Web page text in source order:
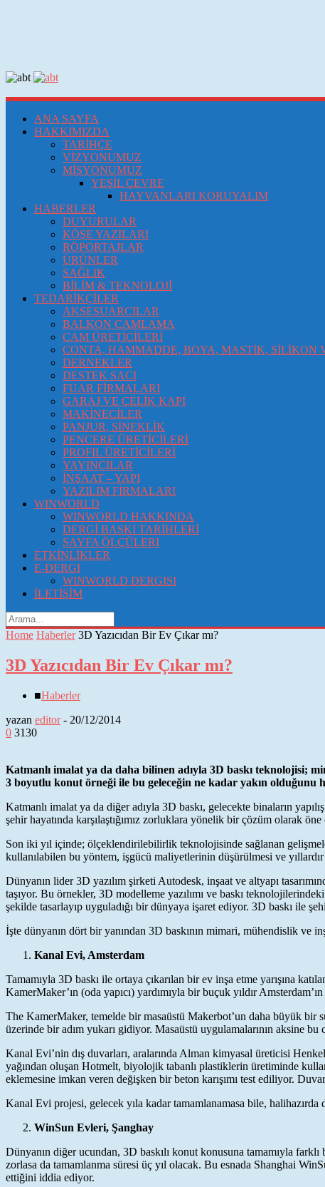
ANA SAYFA
HAKKIMIZDA
TARİHÇE
VİZYONUMUZ
MİSYONUMUZ
YEŞİL ÇEVRE
HAYVANLARI KORUYALIM
HABERLER
DUYURULAR
KÖŞE YAZILARI
RÖPORTAJLAR
ÜRÜNLER
SAĞLIK
BİLİM & TEKNOLOJİ
TEDARİKÇİLER
AKSESUARCILAR
BALKON CAMLAMA
CAM ÜRETİCİLERİ
CONTA, HAMMADDE, BOYA, MASTİK, SİLİKON
DERNEKLER
DESTEK SACI
FUAR FİRMALARI
GARAJ VE ÇELİK KAPI
MAKİNECİLER
PANJUR, SİNEKLİK
PENCERE ÜRETİCİLERİ
PROFIL ÜRETİCİLERİ
YAYINCILAR
İNŞAAT – YAPI
YAZILIM FİRMALARI
WINWORLD
WINWORLD HAKKINDA
DERGİ BASKI TARİHLERİ
SAYFA ÖLÇÜLERI
ETKİNLİKLER
E-DERGI
WINWORLD DERGISI
İLETİŞİM
Home Haberler 3D Yazıcıdan Bir Ev Çıkar mı?
3D Yazıcıdan Bir Ev Çıkar mı?
■Haberler
yazan editor- 20/12/2014
0 3130
Katmanlı imalat ya da daha bilinen adıyla 3D baskı teknolojisi;
3 boyutlu konut örneği ile bu geleceğin ne kadar yakın olduğunu
Katmanlı imalat ya da diğer adıyla 3D baskı, gelecekte binaların
şehir hayatında karşılaştığımız zorluklara yönelik bir çözüm olarak
Son iki yıl içinde; ölçeklendirilebilirlik teknolojisinde sağlanan
kullanılabilen bu yöntem, işgücü maliyetlerinin düşürülmesi ve
Dünyanın lider 3D yazılım şirketi Autodesk, inşaat ve altyapı
taşıyor. Bu örnekler, 3D modelleme yazılımı ve baskı
şekilde tasarlayıp uyguladığı bir dünyaya işaret ediyor. 3D baskı ile
İşte dünyanın dört bir yanından 3D baskının mimari, mühendislik ve
Kanal Evi, Amsterdam
Tamamıyla 3D baskı ile ortaya çıkarılan bir ev inşa etme yarışına
KamerMaker’ın (oda yapıcı) yardımıyla bir buçuk yıldır
The KamerMaker, temelde bir masaüstü Makerbot’un daha büyük bir
üzerinde bir adım yukarı gidiyor. Masaüstü uygulamalarının aksine
Kanal Evi’nin dış duvarları, aralarında Alman kimyasal üreticisi
yağından oluşan Hotmelt, biyolojik tabanlı plastiklerin üretiminde
eklemesine imkan veren değişken bir beton karışımı test ediliyor.
Kanal Evi projesi, gelecek yıla kadar tamamlanamasa bile,
WinSun Evleri, Şanghay
Dünyanın diğer ucundan, 3D baskılı konut konusuna tamamıyla
zorlasa da tamamlanma süresi üç yıl olacak. Bu esnada Shanghai
ettiğini iddia ediyor.